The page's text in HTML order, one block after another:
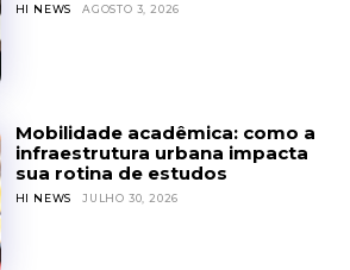
HI NEWS AGOSTO 3, 2026
Mobilidade acadêmica: como a
infraestrutura urbana impacta
sua rotina de estudos
HI NEWS JULHO 30, 2026